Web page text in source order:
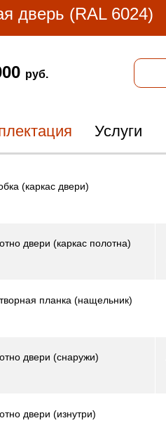
дверь (RAL 6024)
руб.
Услуги
(каркас двери)
двери (каркас полотна)
планка (нащельник)
двери (снаружи)
двери (изнутри)